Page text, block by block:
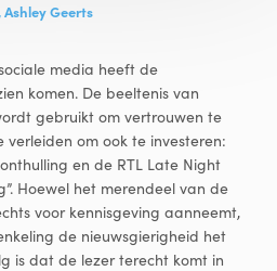
Ashley Geerts
media heeft de
komen. De beeltenis van
gebruikt om vertrouwen te
om ook te investeren:
en de RTL Late Night
Hoewel het merendeel van de
voor kennisgeving aanneemt,
de nieuwsgierigheid het
is dat de lezer terecht komt in